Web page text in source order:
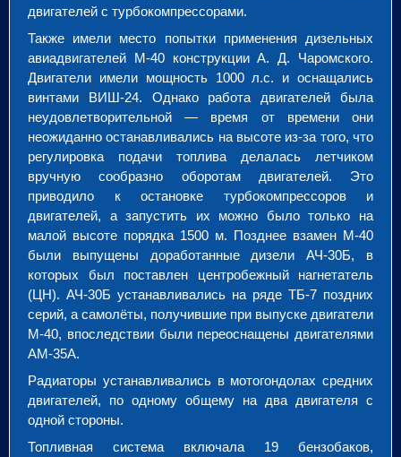
двигателей с турбокомпрессорами.
Также имели место попытки применения дизельных
авиадвигателей М-40 конструкции А. Д. Чаромского.
Двигатели имели мощность 1000 л.с. и оснащались
винтами ВИШ-24. Однако работа двигателей была
неудовлетворительной — время от времени они
неожиданно останавливались на высоте из-за того, что
регулировка подачи топлива делалась летчиком
вручную сообразно оборотам двигателей. Это
приводило к остановке турбокомпрессоров и
двигателей, а запустить их можно было только на
малой высоте порядка 1500 м. Позднее взамен М-40
были выпущены доработанные дизели АЧ-30Б, в
которых был поставлен центробежный нагнетатель
(ЦН). АЧ-30Б устанавливались на ряде ТБ-7 поздних
серий, а самолёты, получившие при выпуске двигатели
М-40, впоследствии были переоснащены двигателями
АМ-35А.
Радиаторы устанавливались в мотогондолах средних
двигателей, по одному общему на два двигателя с
одной стороны.
Топливная система включала 19 бензобаков,